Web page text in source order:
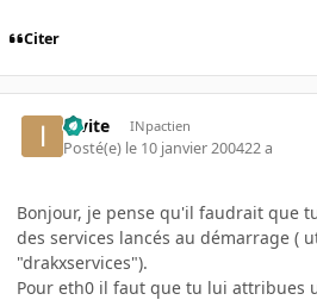
Citer
invite INpactien
Posté(e) le 10 janvier 200422 a
Bonjour, je pense qu'il faudrait que
des services lancés au démarrage (
"drakxservices").
Pour eth0 il faut que tu lui attribues